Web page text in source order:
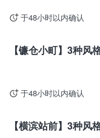
于48小时以内确认
【镰仓小町】3种
于48小时以内确认
【横滨站前】3种